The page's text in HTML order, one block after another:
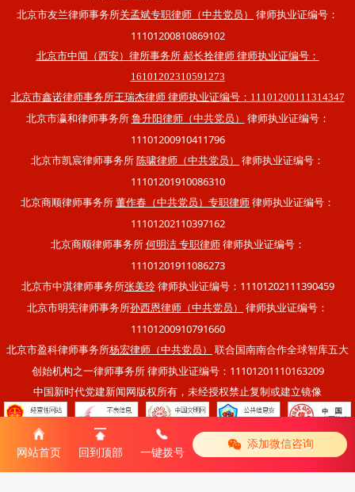
北京市友兰律师事务所关孟斌专职律师（中共党员）
律师执业证编号：
11101200810869102
北京市中闻（西安）律所事务所 郝长拴律师 律师执业证编号：
16101202310591273
北京市鑫诺律师事务所王瑞杰律师 律师执业证编号：11101200111314347
北京市瀛和律师事务所 鲁升阳律师（中共党员）
律师执业证编号：
11101200910411796
北京市凯宸律师事务所 陈啸律师（中共党员）
律师执业证编号：
11101201910086310
北京商顺律师事务所 董作春（中共党员）专职律师 律师执业证编号：
11101202110397162
北京商顺律师事务所 何明洁 专职律师律师执业证编号：
11101201911086273
北京市中淇律师事务所张美玲律师执业证编号：11101202111390459
北京市明宪律师事务所孙西恩律师（中共党员）
律师执业证编号：
11101200910791660
北京市盈科律师事务所杨宏律师（中共党员）
联合国南南合作全球智库五大
创始机构之一律师事务所 律师执业证编号：11101201110163209
中国新时代党建新闻网版权所有，未经授权禁止复制或建立镜像
移动版|电脑版
网站首页 回到顶部 一键拨号
添加微信咨询